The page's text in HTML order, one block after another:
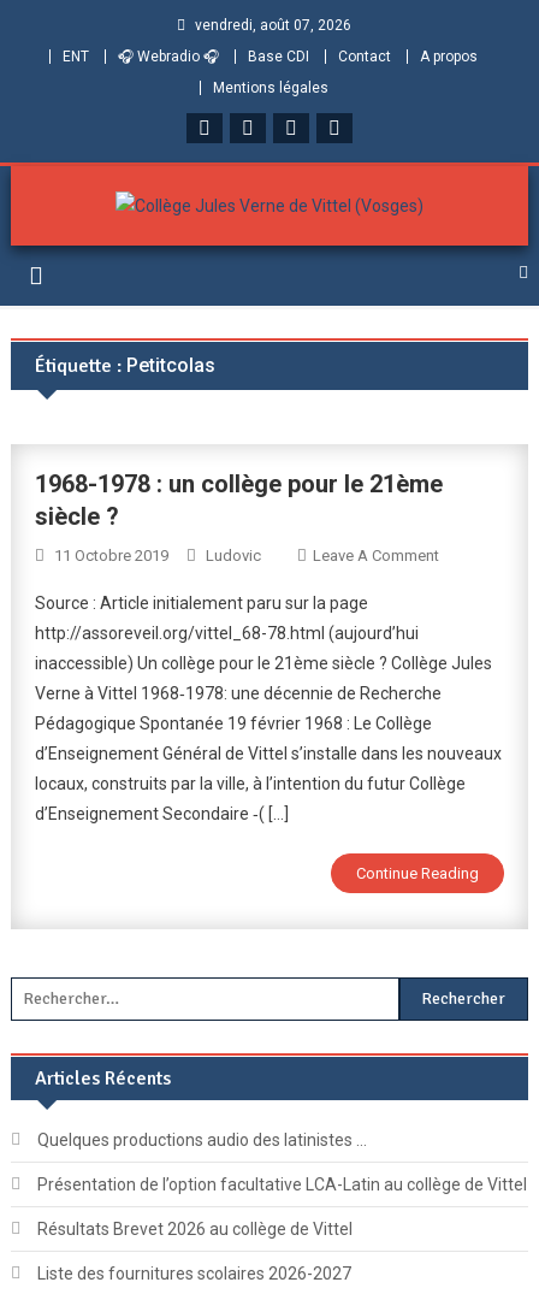
vendredi, août 07, 2026
ENT
🎧 Webradio 🎧 Base CDI Contact
A propos
Mentions légales
Collège Jules Verne de
Vittel (Vosges)
Étiquette : Petitcolas
1968-1978 : un collège pour le 21ème
siècle ?
11 Octobre 2019 Ludovic Leave A CommentOn
Un
Collège
Le
21ème
Source : Article initialement paru sur la page
http://assoreveil.org/vittel_68-78.html (aujourd’hui
inaccessible) Un collège pour le 21ème siècle ? Collège Jules
Verne à Vittel 1968‑1978: une décennie de Recherche
Pédagogique Spontanée 19 février 1968 : Le Collège
d’Enseignement Général de Vittel s’installe dans les nouveaux
locaux, construits par la ville, à l’intention du futur Collège
d’Enseignement Secondaire ‑( […]
Continue Reading
Rechercher :
Articles Récents
Quelques productions audio des latinistes …
Présentation de l’option facultative LCA-Latin au collège de Vittel
Résultats Brevet 2026 au collège de Vittel
Liste des fournitures scolaires 2026-2027